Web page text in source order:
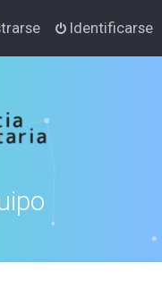
Identificarse